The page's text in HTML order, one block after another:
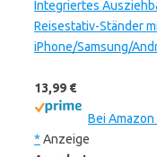
Integriertes
Reisestativ-Ständer
iPhone/Samsung/
13,99 €
Bei
* Anzeige